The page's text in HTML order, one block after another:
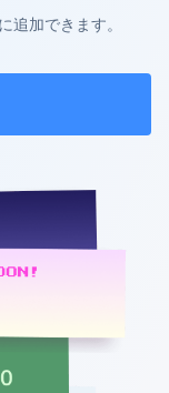
加できます。